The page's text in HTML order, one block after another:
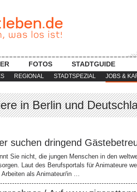
REGIONAL STADTSPEZIAL JOBS &
FOTOS STADTGUIDE
in Berlin und
suchen dringend
Sie nicht, die jungen Menschen in den
Laut des Berufsportals für Animateure
als Animateur/in …